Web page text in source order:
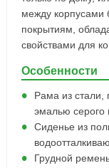
между
покрытиям,
свойствами для
Особенности
Рама из стали,
эмалью серого
Сиденье из
Грудной